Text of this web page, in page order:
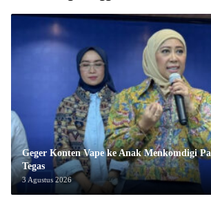
Geger Konten Vape ke Anak Menkomdigi
Tegas
3 Agustus 2026